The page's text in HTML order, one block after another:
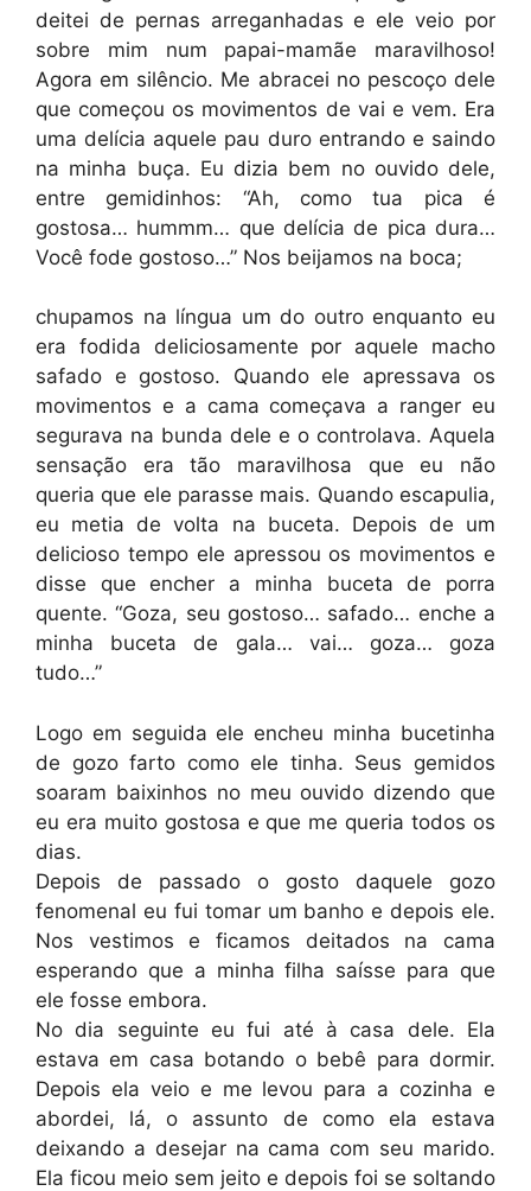
deitei de pernas arreganhadas e ele veio por
sobre mim num papai-mamãe maravilhoso!
Agora em silêncio. Me abracei no pescoço dele
que começou os movimentos de vai e vem. Era
uma delícia aquele pau duro entrando e saindo
na minha buça. Eu dizia bem no ouvido dele,
entre gemidinhos: “Ah, como tua pica é
gostosa… hummm… que delícia de pica dura…
Você fode gostoso…” Nos beijamos na boca;
chupamos na língua um do outro enquanto eu
era fodida deliciosamente por aquele macho
safado e gostoso. Quando ele apressava os
movimentos e a cama começava a ranger eu
segurava na bunda dele e o controlava. Aquela
sensação era tão maravilhosa que eu não
queria que ele parasse mais. Quando escapulia,
eu metia de volta na buceta. Depois de um
delicioso tempo ele apressou os movimentos e
disse que encher a minha buceta de porra
quente. “Goza, seu gostoso… safado… enche a
minha buceta de gala… vai… goza… goza
tudo…”
Logo em seguida ele encheu minha bucetinha
de gozo farto como ele tinha. Seus gemidos
soaram baixinhos no meu ouvido dizendo que
eu era muito gostosa e que me queria todos os
dias.
Depois de passado o gosto daquele gozo
fenomenal eu fui tomar um banho e depois ele.
Nos vestimos e ficamos deitados na cama
esperando que a minha filha saísse para que
ele fosse embora.
No dia seguinte eu fui até à casa dele. Ela
estava em casa botando o bebê para dormir.
Depois ela veio e me levou para a cozinha e
abordei, lá, o assunto de como ela estava
deixando a desejar na cama com seu marido.
Ela ficou meio sem jeito e depois foi se soltando